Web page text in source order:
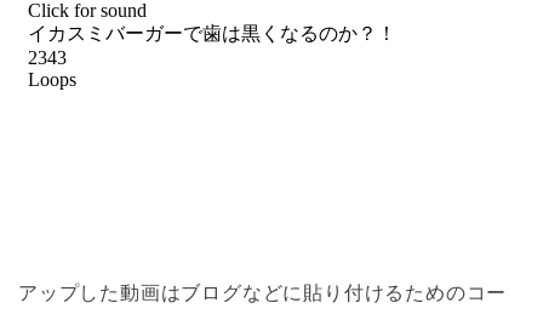
アップした動画はブログなどに貼り付けるためのコー